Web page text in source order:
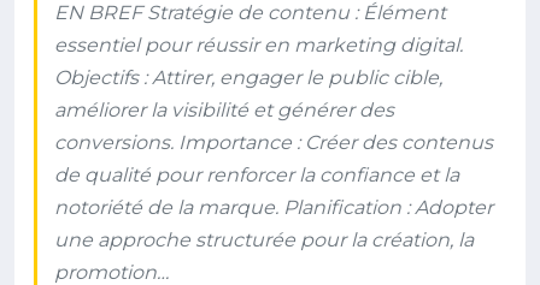
EN BREF Stratégie de contenu : Élément
essentiel pour réussir en marketing digital.
Objectifs : Attirer, engager le public cible,
améliorer la visibilité et générer des
conversions. Importance : Créer des contenus
de qualité pour renforcer la confiance et la
notoriété de la marque. Planification : Adopter
une approche structurée pour la création, la
promotion…